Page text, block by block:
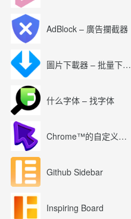
AdBlock – 廣告攔截器
圖片下載器 – 批量下載圖片
什么字体 – 找字体
Chrome™的自定义光标
Github Sidebar
Inspiring Board